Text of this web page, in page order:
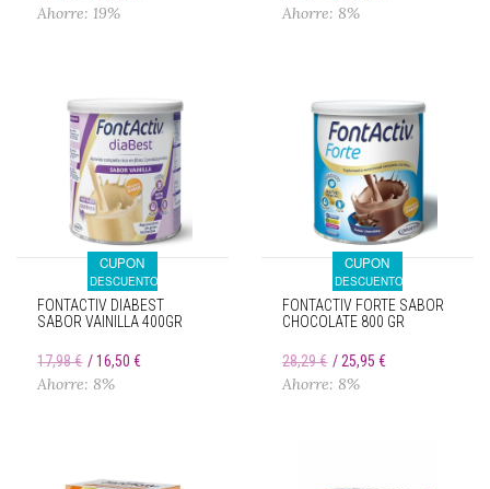
Ahorre: 19% Ahorre: 8%
CUPON
DESCUENTO
FONTACTIV DIABEST
SABOR VAINILLA 400GR
17,98 € 16,50 €
Ahorre: 8%
CUPON
DESCUENTO
FONTACTIV FORTE SABOR
CHOCOLATE 800 GR
28,29 € 25,95 €
Ahorre: 8%